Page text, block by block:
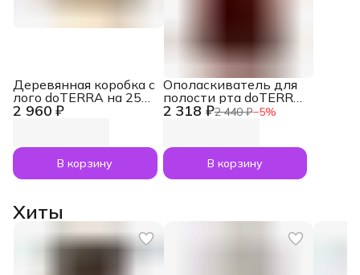
2 960 ₽
Деревянная коробка с
лого doTERRA на 25
масел (по 15 или 5 мл)
В корзину
2 318 ₽2 440 ₽−5%
Ополаскиватель для
полости рта doTERRA
«On Guard», 473 мл
В корзину
Хиты